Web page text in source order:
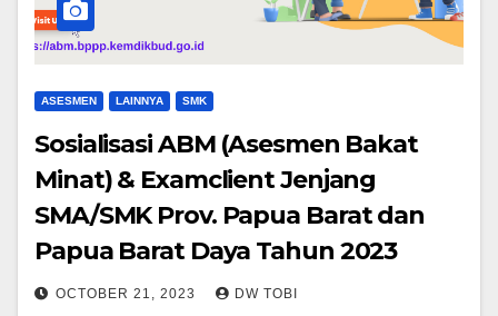
ASESMEN LAINNYA SMK
Sosialisasi ABM (Asesmen Bakat
Minat) & Examclient Jenjang
SMA/SMK Prov. Papua Barat dan
Papua Barat Daya Tahun 2023
OCTOBER 21, 2023 DW TOBI